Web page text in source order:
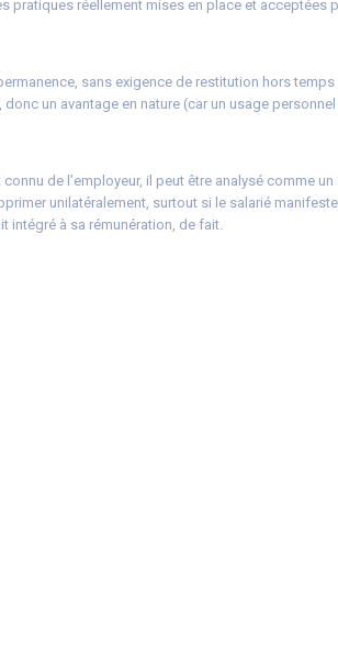
pratiques réellement mises en place et acceptées
sans exigence de restitution hors temps
un avantage en nature (car un usage
de l’employeur, il peut être analysé comme un
unilatéralement, surtout si le salarié
intégré à sa rémunération, de fait.